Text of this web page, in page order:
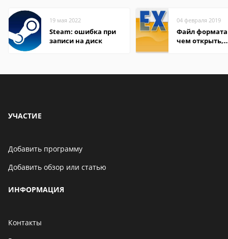
19 мая 2022
Steam: ошибка при
записи на диск
04 февраля 2019
Файл
чем открыть,
УЧАСТИЕ
Добавить программу
Добавить обзор или статью
ИНФОРМАЦИЯ
Контакты